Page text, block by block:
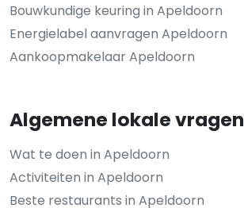
Bouwkundige keuring in Apeldoorn
Energielabel aanvragen Apeldoorn
Aankoopmakelaar Apeldoorn
Algemene lokale vragen
Wat te doen in Apeldoorn
Activiteiten in Apeldoorn
Beste restaurants in Apeldoorn